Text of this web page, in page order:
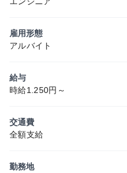
雇用形態
アルバイト
給与
時給1.250円～
交通費
全額支給
勤務地